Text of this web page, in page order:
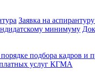
Заявка на
минимуму
подбора кадров и
услуг КГМА